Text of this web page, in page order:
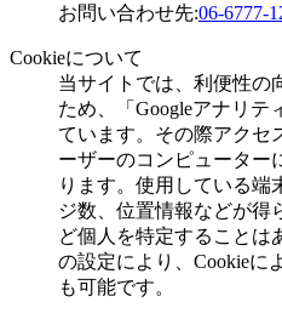
お問い合わせ先:06-6777-
Cookieについて
当サイトでは、利便性の
ため、「Googleアナリテ
ています。その際アクセ
ーザーのコンピューター
ります。使用している端
ジ数、位置情報などが得
ど個人を特定することは
の設定により、Cookieに
も可能です。